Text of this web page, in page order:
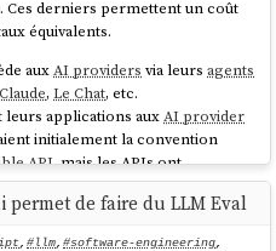
. Ces derniers permettent un coût
équivalents.
auxAI providers via leursagents
Claude,Le Chat, etc.
leurs applications auxAI provider
initialement la convention
API, mais les APIs ont
commun avec Open
de faire du LLM Eval
, #llm, #software-engineering,